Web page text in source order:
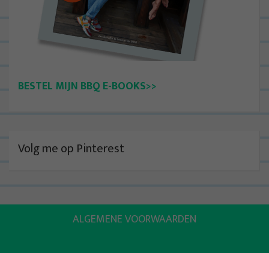
BESTEL MIJN BBQ E-BOOKS>>
Volg me op Pinterest
ALGEMENE VOORWAARDEN